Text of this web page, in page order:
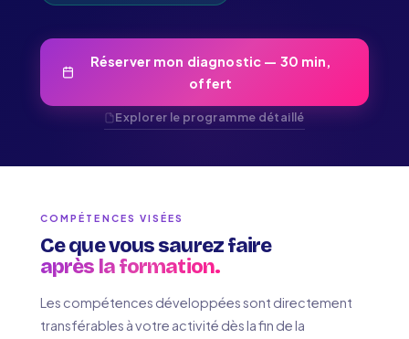
Réserver mon diagnostic — 30 min,
offert
Explorer le programme détaillé
COMPÉTENCES VISÉES
Ce que vous saurez faire
après la formation.
Les compétences développées sont directement
transférables à votre activité dès la fin de la